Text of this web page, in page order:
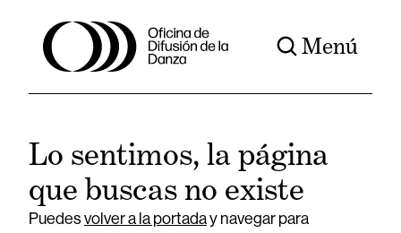
Menú
Lo sentimos, la página
que buscas no existe
Puedesvolver a la portaday navegar para